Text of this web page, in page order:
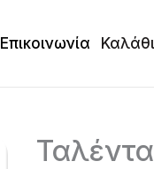
Επικοινωνία Καλάθι